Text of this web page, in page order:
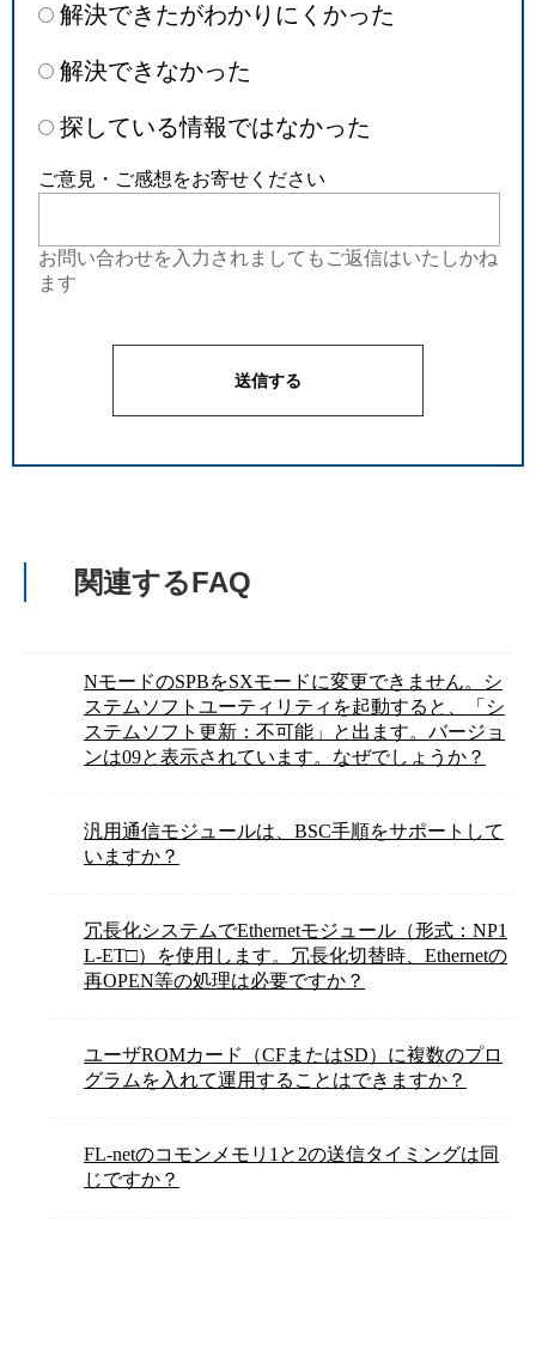
解決できたがわかりにくかった
解決できなかった
探している情報ではなかった
ご意見・ご感想をお寄せください
お問い合わせを入力されましてもご返信はいたしかね
ます
関連するFAQ
NモードのSPBをSXモードに変更できません。シ
ステムソフトユーティリティを起動すると、「シ
ステムソフト更新：不可能」と出ます。バージョ
ンは09と表示されています。なぜでしょうか？
汎用通信モジュールは、BSC手順をサポートして
いますか？
冗長化システムでEthernetモジュール（形式：NP1
L-ET□）を使用します。冗長化切替時、Ethernetの
再OPEN等の処理は必要ですか？
ユーザROMカード（CFまたはSD）に複数のプロ
グラムを入れて運用することはできますか？
FL-netのコモンメモリ1と2の送信タイミングは同
じですか？